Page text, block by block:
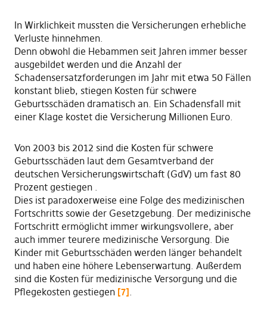
In Wirklichkeit mussten die Versicherungen erhebliche
Verluste hinnehmen.
Denn obwohl die Hebammen seit Jahren immer besser
ausgebildet werden und die Anzahl der
Schadensersatzforderungen im Jahr mit etwa 50 Fällen
konstant blieb, stiegen Kosten für schwere
Geburtsschäden dramatisch an. Ein Schadensfall mit
einer Klage kostet die Versicherung Millionen Euro.
Von 2003 bis 2012 sind die Kosten für schwere
Geburtsschäden laut dem Gesamtverband der
deutschen Versicherungswirtschaft (GdV) um fast 80
Prozent gestiegen .
Dies ist paradoxerweise eine Folge des medizinischen
Fortschritts sowie der Gesetzgebung. Der medizinische
Fortschritt ermöglicht immer wirkungsvollere, aber
auch immer teurere medizinische Versorgung. Die
Kinder mit Geburtsschäden werden länger behandelt
und haben eine höhere Lebenserwartung. Außerdem
sind die Kosten für medizinische Versorgung und die
Pflegekosten gestiegen [7].